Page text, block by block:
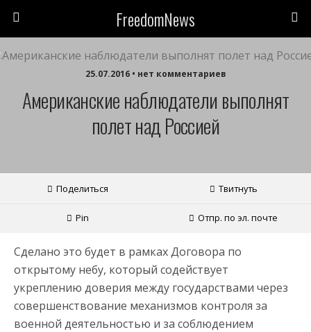
FreedomNews
25.07.2016 • нет комментариев
Американские наблюдатели выполнят
полет над Россией
Поделиться Твитнуть
Pin Отпр. по эл. почте
Сделано это будет в рамках Договора по
открытому небу, который содействует
укреплению доверия между государствами через
совершенствование механизмов контроля за
военной деятельностью и за соблюдением